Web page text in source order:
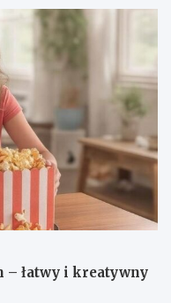
– łatwy i kreatywny